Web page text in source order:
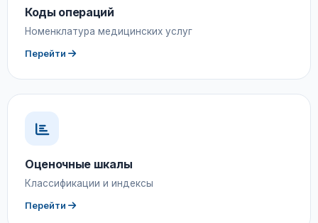
Коды операций
Номенклатура медицинских услуг
Перейти
Оценочные шкалы
Классификации и индексы
Перейти